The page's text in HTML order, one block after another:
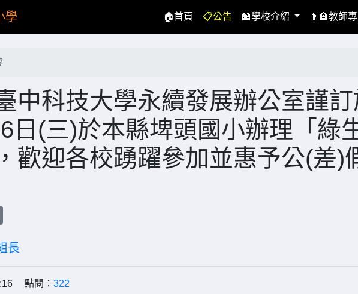
學 🏠首頁(current)
📋公告 🏫學校介紹 👨‍🏫教師
中科技大學永續發展辦公室謹訂
日(三)於本縣埤頭國小辦理「綠
歡迎各校踴躍參加並惠予公(差)
長
點閱： 322